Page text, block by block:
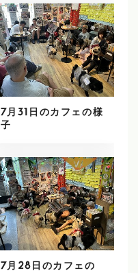
7月31日のカフェの様
子
7月28日のカフェの